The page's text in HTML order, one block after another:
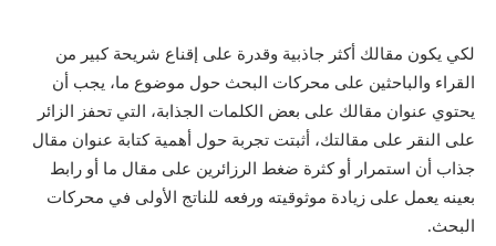
لكي يكون مقالك أكثر جاذبية وقدرة على إقناع شريحة كبير من
القراء والباحثين على محركات البحث حول موضوع ما، يجب أن
يحتوي عنوان مقالك على بعض الكلمات الجذابة، التي تحفز الزائر
على النقر على مقالتك، أثبتت تجربة حول أهمية كتابة عنوان مقال
جذاب أن استمرار أو كثرة ضغط الرزائرين على مقال ما أو رابط
بعينه يعمل على زيادة موثوقيته ورفعه للناتج الأولى في محركات
البحث.